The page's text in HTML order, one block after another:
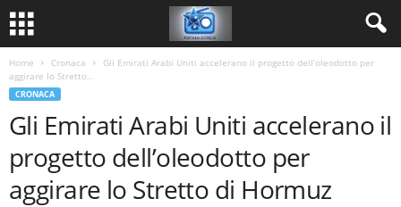
Home Cronaca
Gli Emirati Arabi Uniti accelerano il progetto dell’oleodotto per
aggirare lo Stretto...
CRONACA
Gli Emirati Arabi Uniti accelerano il
progetto dell’oleodotto per
aggirare lo Stretto di Hormuz